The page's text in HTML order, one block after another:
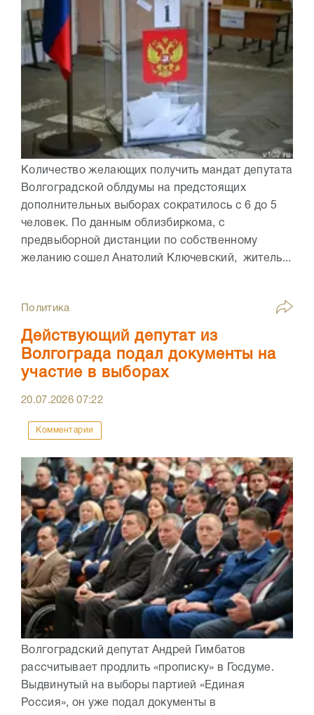
Количество желающих получить мандат депутата
Волгоградской облдумы на предстоящих
дополнительных выборах сократилось с 6 до 5
человек. По данным облизбиркома, с
предвыборной дистанции по собственному
желанию сошел Анатолий Ключевский, житель...
Политика
Действующий депутат из
Волгограда подал документы на
участие в выборах
20.07.202607:22
Комментарии
Волгоградский депутат Андрей Гимбатов
рассчитывает продлить «прописку» в Госдуме.
Выдвинутый на выборы партией «Единая
Россия», он уже подал документы в